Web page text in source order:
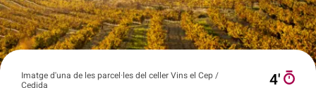
Imatge d'una de les parcel·les del celler Vins el Cep /
Cedida
4′